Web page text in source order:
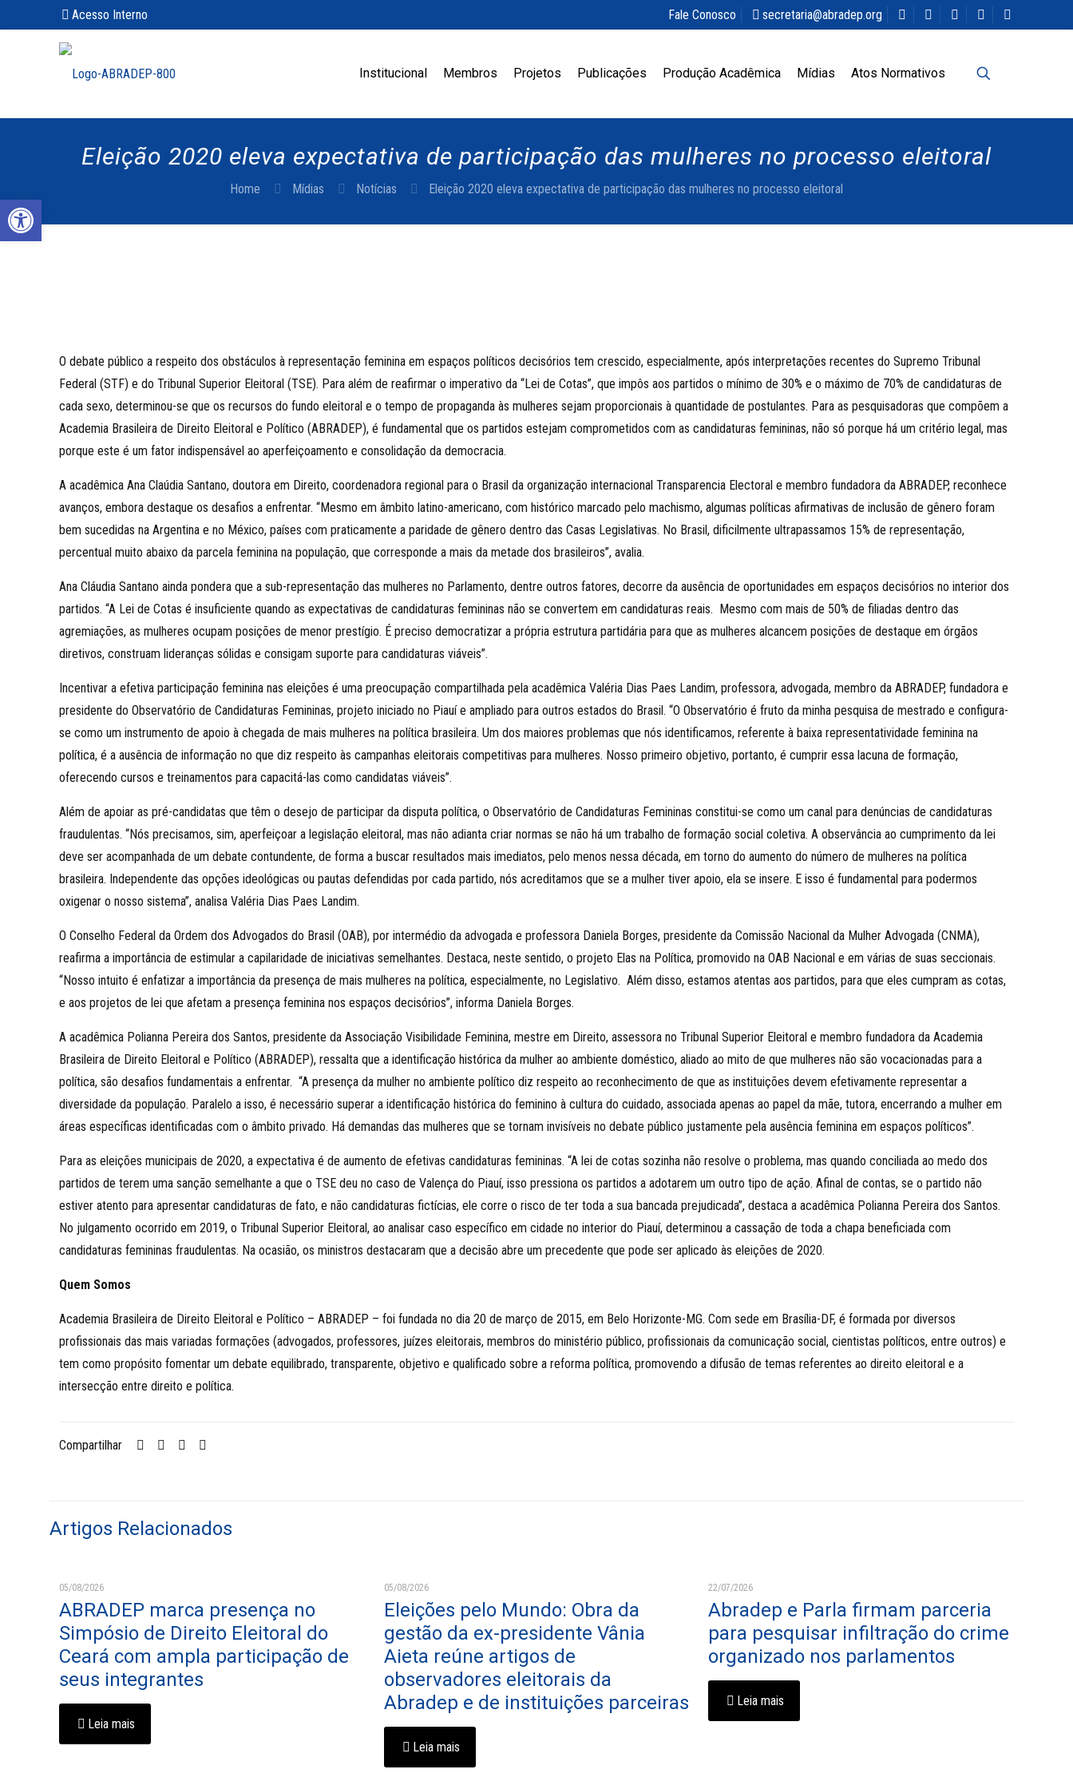
Abrir a barra de ferramentas
Acesso Interno Fale Conosco secretaria@abradep.org
Institucional Membros Projetos Publicações Produção Acadêmica Mídias Atos Normativos
Eleição 2020 eleva expectativa de participação das mulheres no processo eleitoral
Home Mídias Notícias Eleição 2020 eleva expectativa de participação das mulheres no processo eleitoral
O debate público a respeito dos obstáculos à representação feminina em espaços políticos decisórios tem crescido, especialmente, após interpretações recentes do Supremo Tribunal
Federal (STF) e do Tribunal Superior Eleitoral (TSE). Para além de reafirmar o imperativo da “Lei de Cotas”, que impôs aos partidos o mínimo de 30% e o máximo de 70% de candidaturas de
cada sexo, determinou-se que os recursos do fundo eleitoral e o tempo de propaganda às mulheres sejam proporcionais à quantidade de postulantes. Para as pesquisadoras que compõem a
Academia Brasileira de Direito Eleitoral e Político (ABRADEP), é fundamental que os partidos estejam comprometidos com as candidaturas femininas, não só porque há um critério legal, mas
porque este é um fator indispensável ao aperfeiçoamento e consolidação da democracia.
A acadêmica Ana Claúdia Santano, doutora em Direito, coordenadora regional para o Brasil da organização internacional Transparencia Electoral e membro fundadora da ABRADEP, reconhece
avanços, embora destaque os desafios a enfrentar. “Mesmo em âmbito latino-americano, com histórico marcado pelo machismo, algumas políticas afirmativas de inclusão de gênero foram
bem sucedidas na Argentina e no México, países com praticamente a paridade de gênero dentro das Casas Legislativas. No Brasil, dificilmente ultrapassamos 15% de representação,
percentual muito abaixo da parcela feminina na população, que corresponde a mais da metade dos brasileiros”, avalia.
Ana Cláudia Santano ainda pondera que a sub-representação das mulheres no Parlamento, dentre outros fatores, decorre da ausência de oportunidades em espaços decisórios no interior dos
partidos. “A Lei de Cotas é insuficiente quando as expectativas de candidaturas femininas não se convertem em candidaturas reais. Mesmo com mais de 50% de filiadas dentro das
agremiações, as mulheres ocupam posições de menor prestígio. É preciso democratizar a própria estrutura partidária para que as mulheres alcancem posições de destaque em órgãos
diretivos, construam lideranças sólidas e consigam suporte para candidaturas viáveis”.
Incentivar a efetiva participação feminina nas eleições é uma preocupação compartilhada pela acadêmica Valéria Dias Paes Landim, professora, advogada, membro da ABRADEP, fundadora e
presidente do Observatório de Candidaturas Femininas, projeto iniciado no Piauí e ampliado para outros estados do Brasil. “O Observatório é fruto da minha pesquisa de mestrado e configura-
se como um instrumento de apoio à chegada de mais mulheres na política brasileira. Um dos maiores problemas que nós identificamos, referente à baixa representatividade feminina na
política, é a ausência de informação no que diz respeito às campanhas eleitorais competitivas para mulheres. Nosso primeiro objetivo, portanto, é cumprir essa lacuna de formação,
oferecendo cursos e treinamentos para capacitá-las como candidatas viáveis”.
Além de apoiar as pré-candidatas que têm o desejo de participar da disputa política, o Observatório de Candidaturas Femininas constitui-se como um canal para denúncias de candidaturas
fraudulentas. “Nós precisamos, sim, aperfeiçoar a legislação eleitoral, mas não adianta criar normas se não há um trabalho de formação social coletiva. A observância ao cumprimento da lei
deve ser acompanhada de um debate contundente, de forma a buscar resultados mais imediatos, pelo menos nessa década, em torno do aumento do número de mulheres na política
brasileira. Independente das opções ideológicas ou pautas defendidas por cada partido, nós acreditamos que se a mulher tiver apoio, ela se insere. E isso é fundamental para podermos
oxigenar o nosso sistema”, analisa Valéria Dias Paes Landim.
O Conselho Federal da Ordem dos Advogados do Brasil (OAB), por intermédio da advogada e professora Daniela Borges, presidente da Comissão Nacional da Mulher Advogada (CNMA),
reafirma a importância de estimular a capilaridade de iniciativas semelhantes. Destaca, neste sentido, o projeto Elas na Política, promovido na OAB Nacional e em várias de suas seccionais.
“Nosso intuito é enfatizar a importância da presença de mais mulheres na política, especialmente, no Legislativo. Além disso, estamos atentas aos partidos, para que eles cumpram as cotas,
e aos projetos de lei que afetam a presença feminina nos espaços decisórios”, informa Daniela Borges.
A acadêmica Polianna Pereira dos Santos, presidente da Associação Visibilidade Feminina, mestre em Direito, assessora no Tribunal Superior Eleitoral e membro fundadora da Academia
Brasileira de Direito Eleitoral e Político (ABRADEP), ressalta que a identificação histórica da mulher ao ambiente doméstico, aliado ao mito de que mulheres não são vocacionadas para a
política, são desafios fundamentais a enfrentar. “A presença da mulher no ambiente político diz respeito ao reconhecimento de que as instituições devem efetivamente representar a
diversidade da população. Paralelo a isso, é necessário superar a identificação histórica do feminino à cultura do cuidado, associada apenas ao papel da mãe, tutora, encerrando a mulher em
áreas específicas identificadas com o âmbito privado. Há demandas das mulheres que se tornam invisíveis no debate público justamente pela ausência feminina em espaços políticos”.
Para as eleições municipais de 2020, a expectativa é de aumento de efetivas candidaturas femininas. “A lei de cotas sozinha não resolve o problema, mas quando conciliada ao medo dos
partidos de terem uma sanção semelhante a que o TSE deu no caso de Valença do Piauí, isso pressiona os partidos a adotarem um outro tipo de ação. Afinal de contas, se o partido não
estiver atento para apresentar candidaturas de fato, e não candidaturas fictícias, ele corre o risco de ter toda a sua bancada prejudicada”, destaca a acadêmica Polianna Pereira dos Santos.
No julgamento ocorrido em 2019, o Tribunal Superior Eleitoral, ao analisar caso específico em cidade no interior do Piauí, determinou a cassação de toda a chapa beneficiada com
candidaturas femininas fraudulentas. Na ocasião, os ministros destacaram que a decisão abre um precedente que pode ser aplicado às eleições de 2020.
Quem Somos
Academia Brasileira de Direito Eleitoral e Político – ABRADEP – foi fundada no dia 20 de março de 2015, em Belo Horizonte-MG. Com sede em Brasília-DF, é formada por diversos
profissionais das mais variadas formações (advogados, professores, juízes eleitorais, membros do ministério público, profissionais da comunicação social, cientistas políticos, entre outros) e
tem como propósito fomentar um debate equilibrado, transparente, objetivo e qualificado sobre a reforma política, promovendo a difusão de temas referentes ao direito eleitoral e a
intersecção entre direito e política.
Compartilhar
Artigos Relacionados
05/08/2026
ABRADEP marca presença no
Simpósio de Direito Eleitoral do
Ceará com ampla participação de
seus integrantes
Leia mais
05/08/2026
Eleições pelo Mundo: Obra da
gestão da ex-presidente Vânia
Aieta reúne artigos de
observadores eleitorais da
Abradep e de instituições parceiras
Leia mais
22/07/2026
Abradep e Parla firmam parceria
para pesquisar infiltração do crime
organizado nos parlamentos
Leia mais